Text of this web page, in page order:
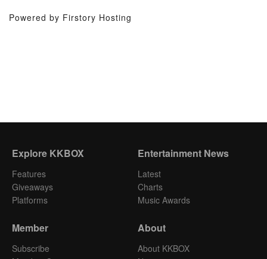
Powered by Firstory Hosting
Explore KKBOX
Features
Giveaways
Platforms
Entertainment News
Latest
Charts
Music Awards
Member
Subscribe
About
About KKBOX